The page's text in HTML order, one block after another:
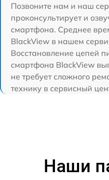
Позвоните нам и наш
проконсультирует и
смартфона. Среднее
BlackView в нашем
Восстановление цепей
смартфона BlackView
не требует сложного
технику в сервисный
Наши